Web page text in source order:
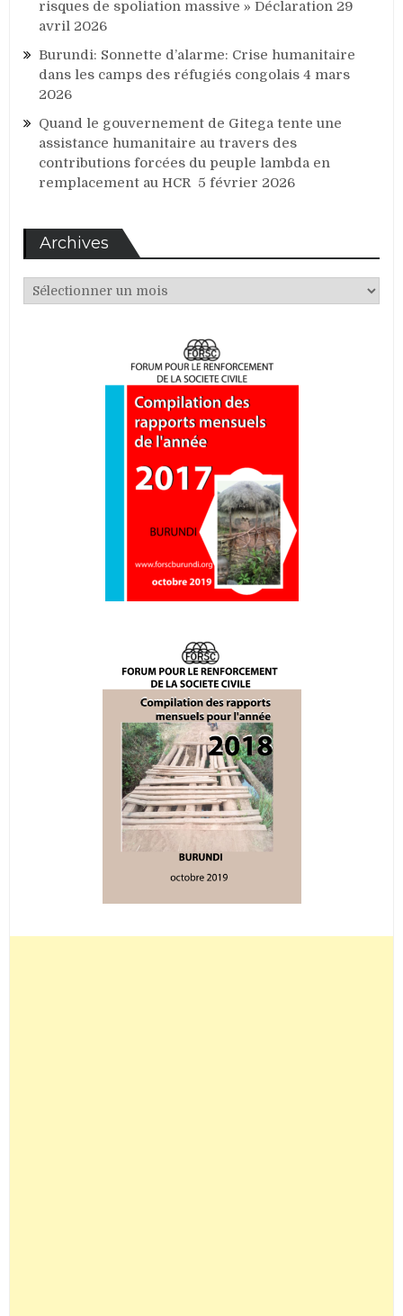
risques de spoliation massive » Déclaration 29
avril 2026
Burundi: Sonnette d’alarme: Crise humanitaire
dans les camps des réfugiés congolais 4 mars
2026
Quand le gouvernement de Gitega tente une
assistance humanitaire au travers des
contributions forcées du peuple lambda en
remplacement au HCR 5 février 2026
Archives
Archives